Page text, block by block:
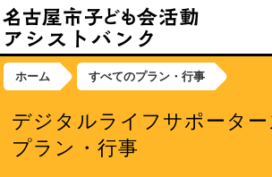
ホーム すべてのプラン・行事
デジタルライフサポータ
プラン・行事